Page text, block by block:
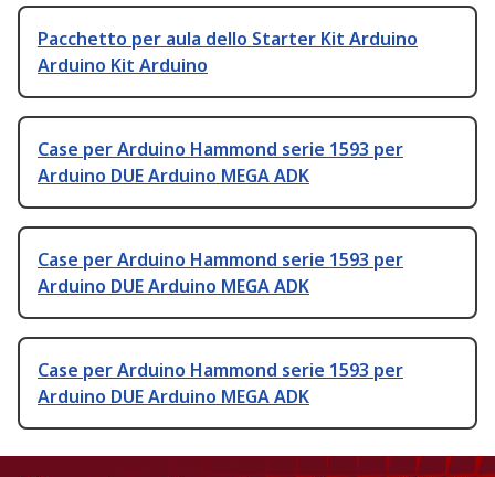
Pacchetto per aula dello Starter Kit Arduino
Arduino Kit Arduino
Case per Arduino Hammond serie 1593 per
Arduino DUE Arduino MEGA ADK
Case per Arduino Hammond serie 1593 per
Arduino DUE Arduino MEGA ADK
Case per Arduino Hammond serie 1593 per
Arduino DUE Arduino MEGA ADK